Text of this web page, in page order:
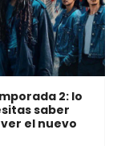
2: lo
saber
el nuevo